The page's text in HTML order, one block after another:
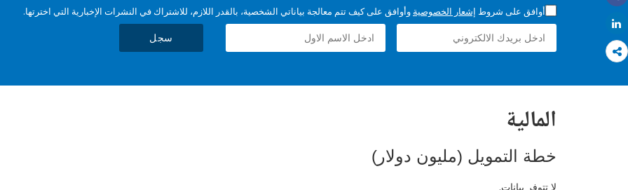
Share
Share
أوافق على شروط إشعار الخصوصية وأوافق على كيف تتم معالجة بياناتي الشخصية، بالقدر اللازم، للاشتراك في النشرات الإخبارية التي اخترتها.
سجل
المالية
خطة التمويل (مليون دولار)
لا تتوفر بيانات.